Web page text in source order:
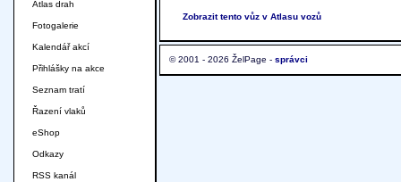
Zobrazit tento vůz v Atlasu vozů
© 2001 - 2026 ŽelPage - správci
Atlas drah
Fotogalerie
Kalendář akcí
Přihlášky na akce
Seznam tratí
Řazení vlaků
eShop
Odkazy
RSS kanál